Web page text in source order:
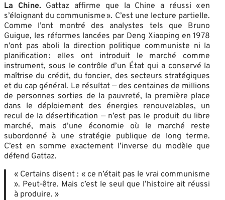
La Chine.Gattaz affirme que la Chine a réussi « en
s’éloignant du communisme ». C’est une lecture partielle.
Comme l’ont montré des analystes tels que Bruno
Guigue, les réformes lancées par Deng Xiaoping en 1978
n’ont pas aboli la direction politique communiste ni la
planification : elles ont introduit le marché comme
instrument, sous le contrôle d’un État qui a conservé la
maîtrise du crédit, du foncier, des secteurs stratégiques
et du cap général. Le résultat — des centaines de millions
de personnes sorties de la pauvreté, la première place
dans le déploiement des énergies renouvelables, un
recul de la désertification — n’est pas le produit du libre
marché, mais d’une économie où le marché reste
subordonné à une stratégie publique de long terme.
C’est en somme exactement l’inverse du modèle que
défend Gattaz.
« Certains disent : « ce n’était pas le vrai communisme
». Peut-être. Mais c’est le seul que l’histoire ait réussi
à produire. »